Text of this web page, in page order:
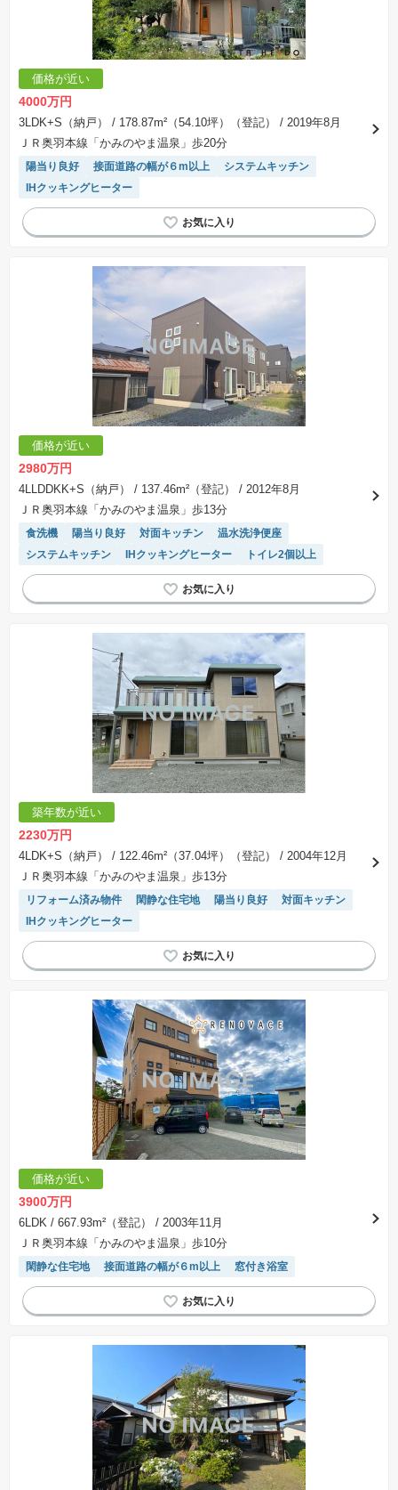
交渉期間が設定され、その期間内で希望を満たすプランが実現できたかどうかにより結論を出
します。なお、この期間は概ね3ヶ月程度とされています。納得のいくプランが出来ず、建築請
負契約が成立しない場合、土地売買契約は白紙に戻り、土地契約にかかった代金（土地代金、
手付金など）は名目のいかんに関わらず、全て返却されます。
※課税対象物件の「価格」や「費用等」は消費税込みの「総額表示」で統一しています。
※「本体価格」とは、課税対象物件においては「消費税を除いた建物価格」と「土地価格」の
合計額を指します。
表示されておりません。
※取引にかかる費用：物件の契約手続き、決済、引き渡し時にかかる費用を表示しています。
不動産会社によって表記有無が異なるため、ご自身で十分な確認をしていただくようにお願い
いたします。
場合があります。
価格が近い
4000万円
3LDK+S（納戸） / 178.87m²（54.10坪）（登記）
/ 2019年8月
ＪＲ奥羽本線「かみのやま温泉」歩20分
陽当り良好 接面道路の幅が６m以上
システムキッチン
IHクッキングヒーター
価格が近い
2980万円
4LLDDKK+S（納戸） / 137.46m²（登記）
/ 2012年8月
ＪＲ奥羽本線「かみのやま温泉」歩13分
食洗機 陽当り良好 対面キッチン
温水洗浄便座
システムキッチン
IHクッキングヒーター トイレ2個以上
築年数が近い
2230万円
4LDK+S（納戸） / 122.46m²（37.04坪）（登記）
/ 2004年12月
ＪＲ奥羽本線「かみのやま温泉」歩13分
リフォーム済み物件 閑静な住宅地 陽当り良好
対面キッチン
IHクッキングヒーター
価格が近い
3900万円
6LDK / 667.93m²（登記）
/ 2003年11月
ＪＲ奥羽本線「かみのやま温泉」歩10分
閑静な住宅地 接面道路の幅が６m以上 窓付き浴室